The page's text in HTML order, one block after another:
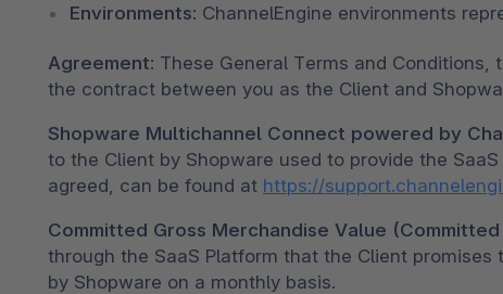
Environments: ChannelEngine environments
Agreement: These General Terms and
the contract between you as the Client and
Shopware Multichannel Connect powered by
to the Client by Shopware used to provide the
agreed, can be found at https://
Committed Gross Merchandise Value (Committed
through the SaaS Platform that the Client
by Shopware on a monthly basis.